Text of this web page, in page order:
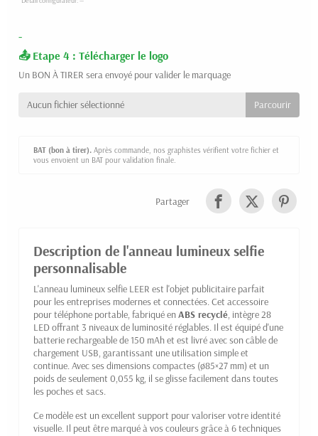
-
Etape 4 : Télécharger le logo
Un BON À TIRER sera envoyé pour valider le marquage
Aucun fichier sélectionné
BAT (bon à tirer). Après commande, nos graphistes vérifient votre fichier et
vous envoient un BAT pour validation finale.
Partager
Description de l'anneau lumineux selfie
personnalisable
L'anneau lumineux selfie LEER est l'objet publicitaire parfait
pour les entreprises modernes et connectées. Cet accessoire
pour téléphone portable, fabriqué enABS recyclé, intègre 28
LED offrant 3 niveaux de luminosité réglables. Il est équipé d'une
batterie rechargeable de 150 mAh et est livré avec son câble de
chargement USB, garantissant une utilisation simple et
continue. Avec ses dimensions compactes (ø85×27 mm) et un
poids de seulement 0,055 kg, il se glisse facilement dans toutes
les poches et sacs.
Ce modèle est un excellent support pour valoriser votre identité
visuelle. Il peut être marqué à vos couleurs grâce à 6 techniques